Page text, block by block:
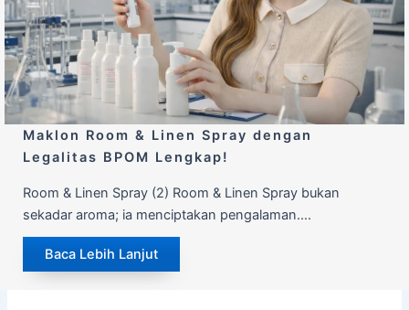
Maklon Room & Linen Spray dengan
Legalitas BPOM Lengkap!
Room & Linen Spray (2) Room & Linen Spray bukan
sekadar aroma; ia menciptakan pengalaman….
Baca Lebih Lanjut